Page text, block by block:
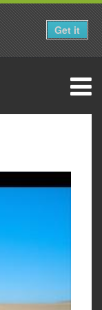
Get it